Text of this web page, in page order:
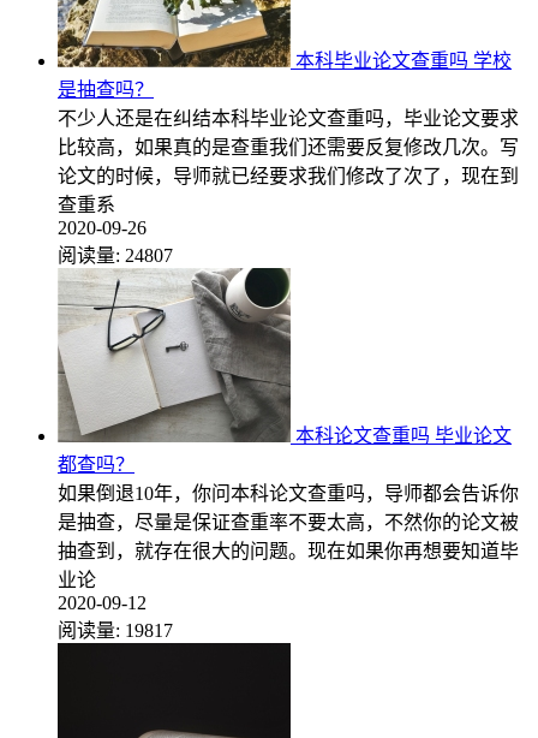
本科毕业论文查重吗 学校
是抽查吗？
不少人还是在纠结本科毕业论文查重吗，毕业论文要求
比较高，如果真的是查重我们还需要反复修改几次。写
论文的时候，导师就已经要求我们修改了次了，现在到
查重系
2020-09-26
阅读量: 24807
本科论文查重吗 毕业论文
都查吗？
如果倒退10年，你问本科论文查重吗，导师都会告诉你
是抽查，尽量是保证查重率不要太高，不然你的论文被
抽查到，就存在很大的问题。现在如果你再想要知道毕
业论
2020-09-12
阅读量: 19817